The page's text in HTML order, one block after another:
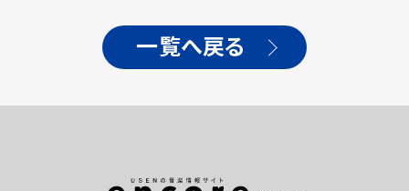
走、 BBZ vs PCFの
DANCE TRACKも！！
<12/28『BALLISTIK
ト>
一覧へ戻る